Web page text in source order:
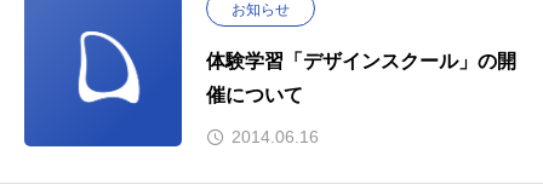
お知らせ
体験学習「デザインスクール」の開
催について
2014.06.16